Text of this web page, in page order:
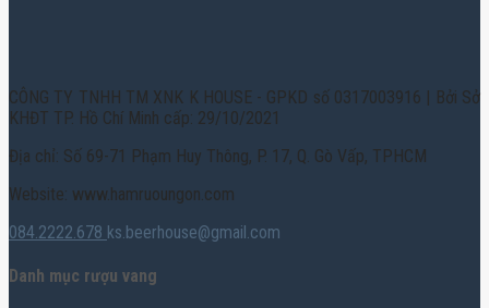
CÔNG TY TNHH TM XNK K HOUSE - GPKD số 0317003916 | Bởi Sở
KHĐT TP. Hồ Chí Minh cấp: 29/10/2021
Địa chỉ: Số 69-71 Phạm Huy Thông, P. 17, Q. Gò Vấp, TPHCM
Website: www.hamruoungon.com
084.2222.678 ks.beerhouse@gmail.com
Danh mục rượu vang